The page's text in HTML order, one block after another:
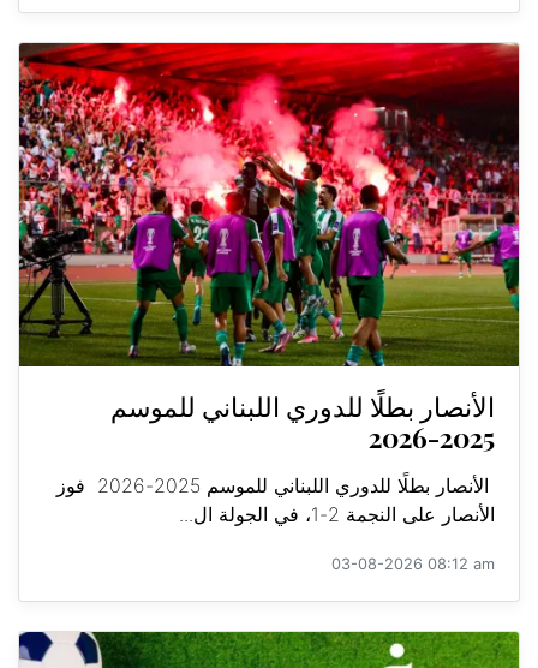
الأنصار بطلًا للدوري اللبناني للموسم
2025-2026
الأنصار بطلًا للدوري اللبناني للموسم 2025-2026 فوز
الأنصار على النجمة 2-1، في الجولة ال...
03-08-2026 08:12 am